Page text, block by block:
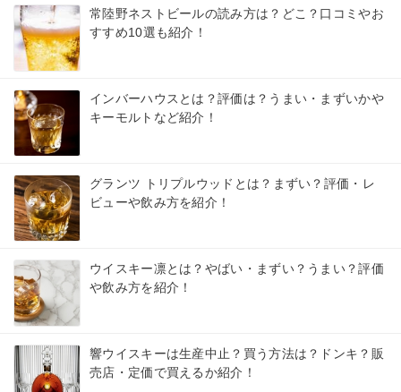
常陸野ネストビールの読み方は？どこ？口コミやお
すすめ10選も紹介！
インバーハウスとは？評価は？うまい・まずいかや
キーモルトなど紹介！
グランツ トリプルウッドとは？まずい？評価・レ
ビューや飲み方を紹介！
ウイスキー凛とは？やばい・まずい？うまい？評価
や飲み方を紹介！
響ウイスキーは生産中止？買う方法は？ドンキ？販
売店・定価で買えるか紹介！